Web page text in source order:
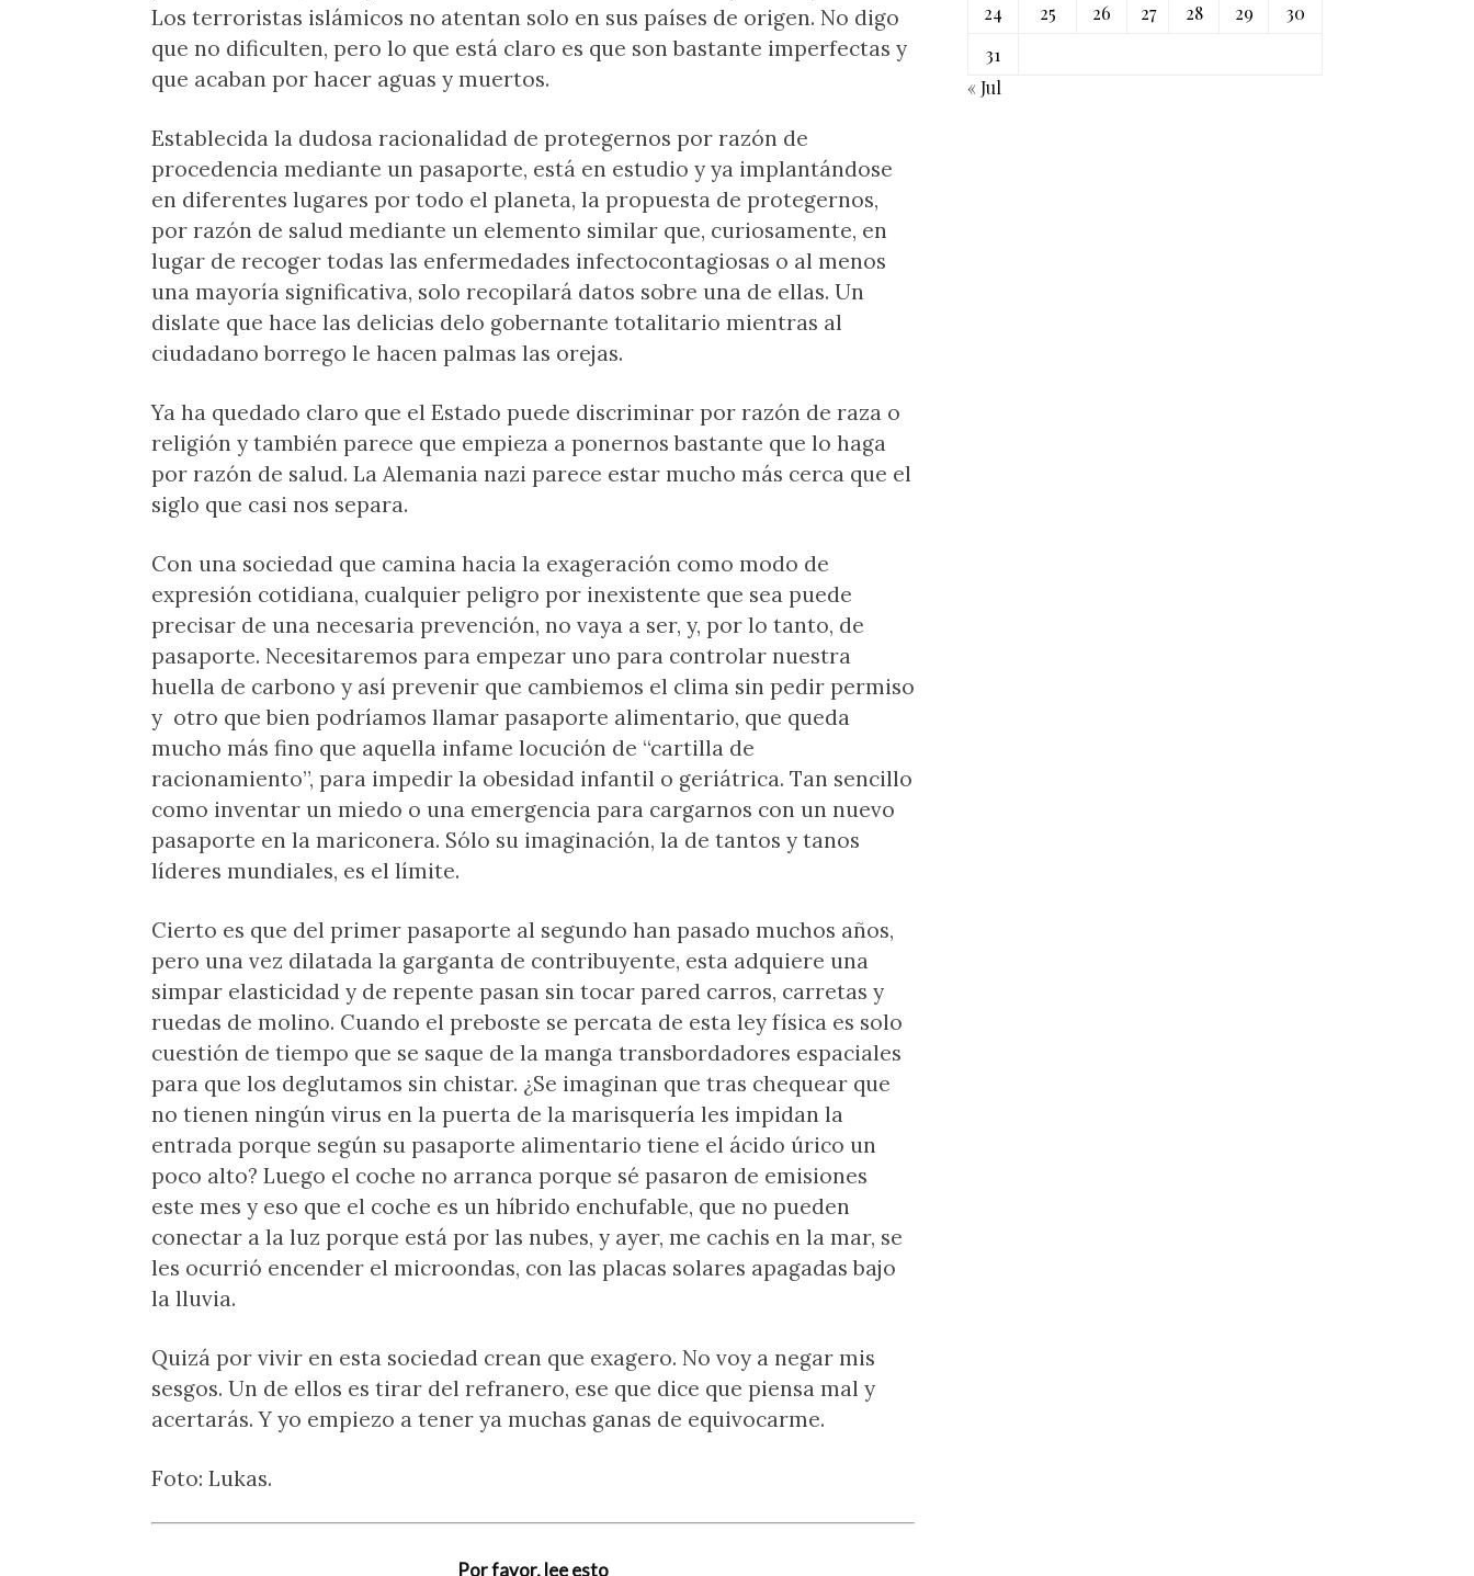
Los terroristas islámicos no atentan solo en sus países de origen. No digo
que no dificulten, pero lo que está claro es que son bastante imperfectas y
que acaban por hacer aguas y muertos.
Establecida la dudosa racionalidad de protegernos por razón de
procedencia mediante un pasaporte, está en estudio y ya implantándose
en diferentes lugares por todo el planeta, la propuesta de protegernos,
por razón de salud mediante un elemento similar que, curiosamente, en
lugar de recoger todas las enfermedades infectocontagiosas o al menos
una mayoría significativa, solo recopilará datos sobre una de ellas. Un
dislate que hace las delicias delo gobernante totalitario mientras al
ciudadano borrego le hacen palmas las orejas.
Ya ha quedado claro que el Estado puede discriminar por razón de raza o
religión y también parece que empieza a ponernos bastante que lo haga
por razón de salud. La Alemania nazi parece estar mucho más cerca que el
siglo que casi nos separa.
Con una sociedad que camina hacia la exageración como modo de
expresión cotidiana, cualquier peligro por inexistente que sea puede
precisar de una necesaria prevención, no vaya a ser, y, por lo tanto, de
pasaporte. Necesitaremos para empezar uno para controlar nuestra
huella de carbono y así prevenir que cambiemos el clima sin pedir permiso
y otro que bien podríamos llamar pasaporte alimentario, que queda
mucho más fino que aquella infame locución de “cartilla de
racionamiento”, para impedir la obesidad infantil o geriátrica. Tan sencillo
como inventar un miedo o una emergencia para cargarnos con un nuevo
pasaporte en la mariconera. Sólo su imaginación, la de tantos y tanos
líderes mundiales, es el límite.
Cierto es que del primer pasaporte al segundo han pasado muchos años,
pero una vez dilatada la garganta de contribuyente, esta adquiere una
simpar elasticidad y de repente pasan sin tocar pared carros, carretas y
ruedas de molino. Cuando el preboste se percata de esta ley física es solo
cuestión de tiempo que se saque de la manga transbordadores espaciales
para que los deglutamos sin chistar. ¿Se imaginan que tras chequear que
no tienen ningún virus en la puerta de la marisquería les impidan la
entrada porque según su pasaporte alimentario tiene el ácido úrico un
poco alto? Luego el coche no arranca porque sé pasaron de emisiones
este mes y eso que el coche es un híbrido enchufable, que no pueden
conectar a la luz porque está por las nubes, y ayer, me cachis en la mar, se
les ocurrió encender el microondas, con las placas solares apagadas bajo
la lluvia.
Quizá por vivir en esta sociedad crean que exagero. No voy a negar mis
sesgos. Un de ellos es tirar del refranero, ese que dice que piensa mal y
acertarás. Y yo empiezo a tener ya muchas ganas de equivocarme.
Foto: Lukas.
Por favor, lee esto
24
25 26 27 28 29
30
31
« Jul